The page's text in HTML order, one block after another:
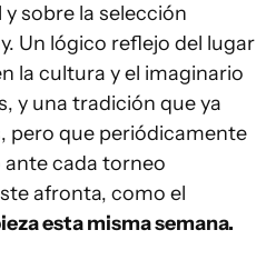
sobre la selección
Un lógico reflejo del lugar
la cultura y el imaginario
y una tradición que ya
pero que periódicamente
ante cada torneo
afronta, como el
esta misma semana.